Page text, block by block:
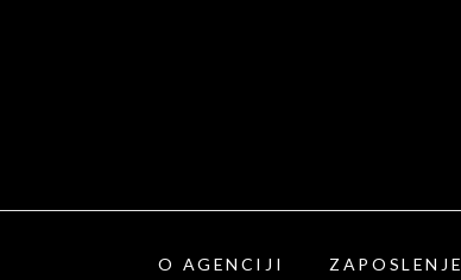
O AGENCIJI ZAPOSLENJE